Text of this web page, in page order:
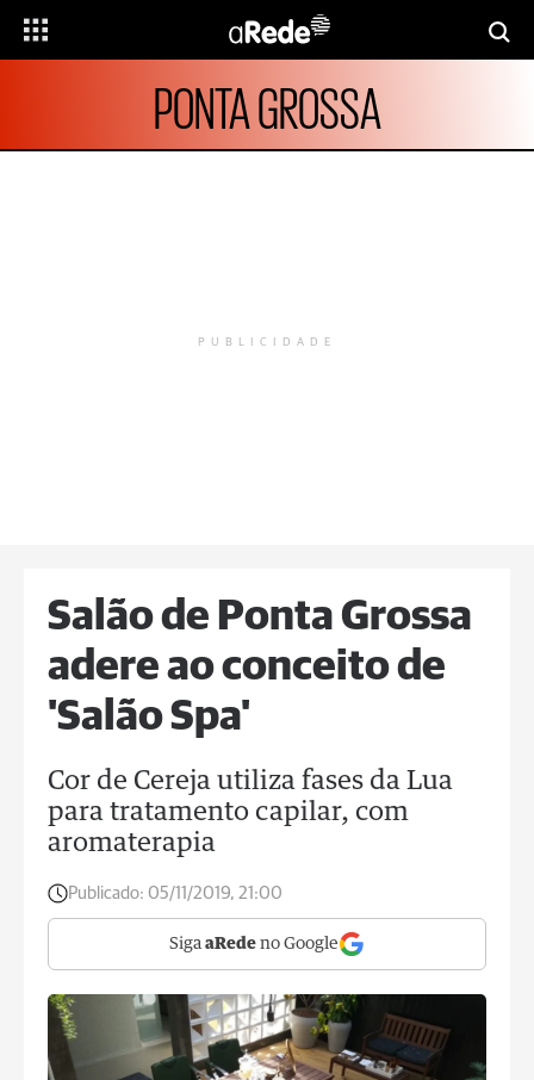
PONTA GROSSA
PUBLICIDADE
Salão de Ponta Grossa
adere ao conceito de
'Salão Spa'
Cor de Cereja utiliza fases da Lua
para tratamento capilar, com
aromaterapia
Publicado: 05/11/2019, 21:00
Siga aRede no Google